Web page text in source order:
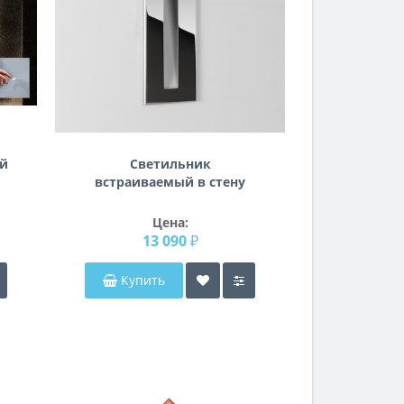
Светильник
встраиваемый в стену
Цена:
13 090 ₽
Купить